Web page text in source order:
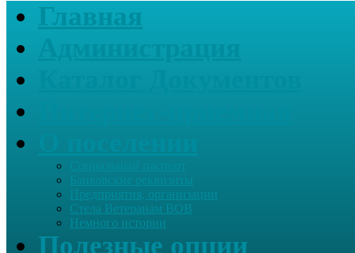
Главная
Банковские реквизиты
Предприятия, организации
Стела Ветеранам ВОВ
Немного истории
Полезные опции